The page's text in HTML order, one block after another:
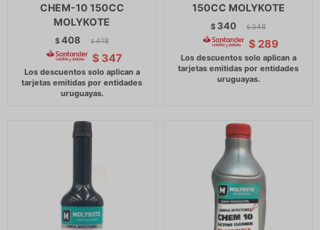
CHEM-10 150CC
MOLYKOTE
$408 $ 418
$ 347
150CC MOLYKOTE
$ 340 $ 348
$ 289